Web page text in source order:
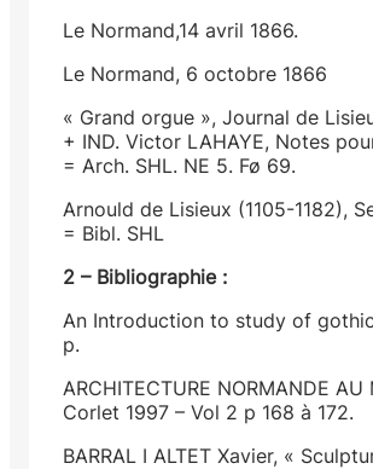
Le Normand,14 avril 1866.
Le Normand, 6 octobre 1866
« Grand orgue », Journal de
+ IND. Victor LAHAYE, Notes
= Arch. SHL. NE 5. Fø 69.
Arnould de Lisieux (1105-1182),
= Bibl. SHL
2 – Bibliographie :
An Introduction to study of
p.
ARCHITECTURE NORMANDE
Corlet 1997 – Vol 2 p 168 à 172.
BARRAL I ALTET Xavier, «